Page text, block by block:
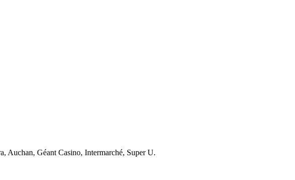
Auchan, Géant Casino, Intermarché, Super U.